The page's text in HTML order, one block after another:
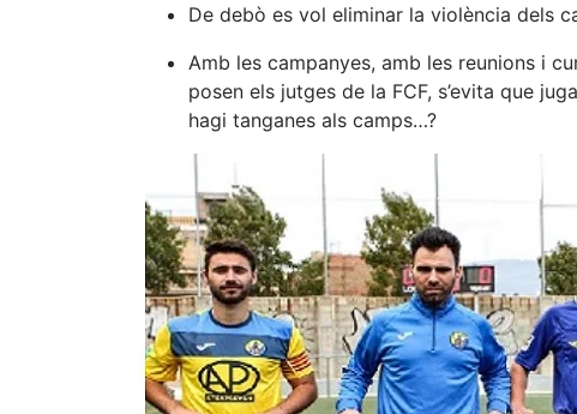
De debò es vol eliminar la violència dels
Amb les campanyes, amb les reunions i
posen els jutges de la FCF, s’evita que
hagi tanganes als camps…?